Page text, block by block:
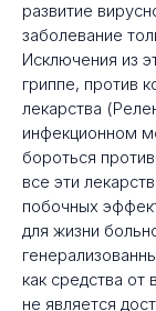
развитие
заболевание
Исключения из
гриппе, против
лекарства
инфекционном
бороться
все эти
побочных
для жизни
как средства от
не является